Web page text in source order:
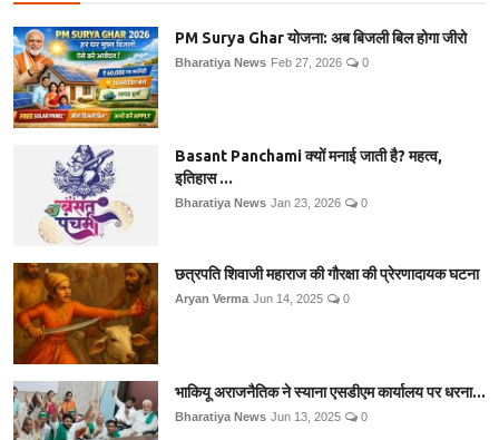
PM Surya Ghar योजना: अब बिजली बिल होगा जीरो
Bharatiya News Feb 27, 2026 0
Basant Panchami क्यों मनाई जाती है? महत्व,
इतिहास ...
Bharatiya News Jan 23, 2026 0
छत्रपति शिवाजी महाराज की गौरक्षा की प्रेरणादायक घटना
Aryan Verma Jun 14, 2025 0
भाकियू अराजनैतिक ने स्याना एसडीएम कार्यालय पर धरना...
Bharatiya News Jun 13, 2025 0